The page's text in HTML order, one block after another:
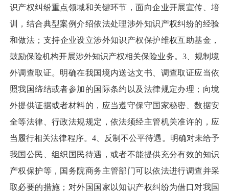
识产权纠纷重点领域和关键环节，面向企业开展宣传、培
训，结合典型案例介绍依法处理涉外知识产权纠纷的经验
和做法；支持企业设立涉外知识产权保护维权互助基金，
鼓励保险机构开展涉外知识产权相关保险业务。3、规制境
外调查取证。明确在我国境内送达文书、调查取证应当依
照我国缔结或者参加的国际条约以及法律规定办理；向境
外提供证据或者材料的，应当遵守保守国家秘密、数据安
全等法律、行政法规规定，依法须经主管机关准许的，应
当履行相关法律程序。4、反制不公平待遇。明确对未给予
我国公民、组织国民待遇，或者不能提供充分有效的知识
产权保护等，国务院商务主管部门可以依法进行调查并采
取必要的措施；对外国国家以知识产权纠纷为借口对我国